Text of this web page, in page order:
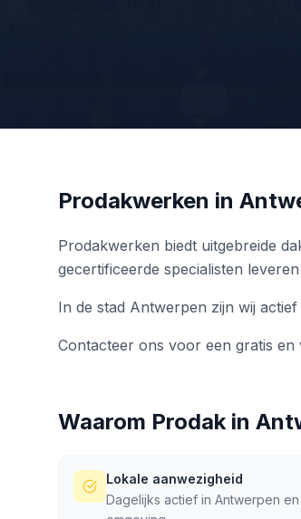
Prodakwerken in
Prodakwerken biedt uitgebreide
gecertificeerde specialisten
In de stad Antwerpen zijn wij
Contacteer ons voor een gratis
Waarom Prodak in
Lokale aanwezigheid
Dagelijks actief in Antwerpen